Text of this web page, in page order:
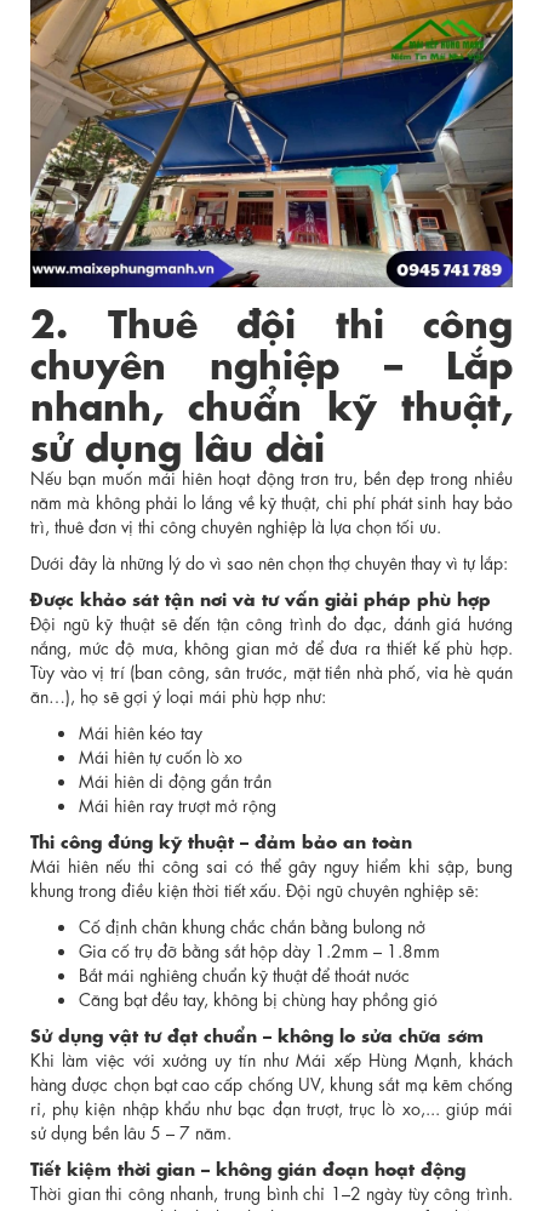
2. Thuê đội thi công
chuyên nghiệp – Lắp
nhanh, chuẩn kỹ thuật,
sử dụng lâu dài
Nếu bạn muốn mái hiên hoạt động trơn tru, bền đẹp trong nhiều
năm mà không phải lo lắng về kỹ thuật, chi phí phát sinh hay bảo
trì, thuê đơn vị thi công chuyên nghiệp là lựa chọn tối ưu.
Dưới đây là những lý do vì sao nên chọn thợ chuyên thay vì tự lắp:
Được khảo sát tận nơi và tư vấn giải pháp phù hợp
Đội ngũ kỹ thuật sẽ đến tận công trình đo đạc, đánh giá hướng
nắng, mức độ mưa, không gian mở để đưa ra thiết kế phù hợp.
Tùy vào vị trí (ban công, sân trước, mặt tiền nhà phố, vỉa hè quán
ăn…), họ sẽ gợi ý loại mái phù hợp như:
Mái hiên kéo tay
Mái hiên tự cuốn lò xo
Mái hiên di động gắn trần
Mái hiên ray trượt mở rộng
Thi công đúng kỹ thuật – đảm bảo an toàn
Mái hiên nếu thi công sai có thể gây nguy hiểm khi sập, bung
khung trong điều kiện thời tiết xấu. Đội ngũ chuyên nghiệp sẽ:
Cố định chân khung chắc chắn bằng bulong nở
Gia cố trụ đỡ bằng sắt hộp dày 1.2mm – 1.8mm
Bắt mái nghiêng chuẩn kỹ thuật để thoát nước
Căng bạt đều tay, không bị chùng hay phồng gió
Sử dụng vật tư đạt chuẩn – không lo sửa chữa sớm
Khi làm việc với xưởng uy tín như Mái xếp Hùng Mạnh, khách
hàng được chọn bạt cao cấp chống UV, khung sắt mạ kẽm chống
rỉ, phụ kiện nhập khẩu như bạc đạn trượt, trục lò xo,... giúp mái
sử dụng bền lâu 5 – 7 năm.
Tiết kiệm thời gian – không gián đoạn hoạt động
Thời gian thi công nhanh, trung bình chỉ 1–2 ngày tùy công trình.